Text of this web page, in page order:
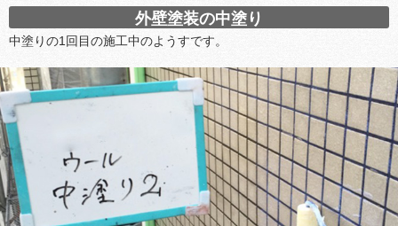
外壁塗装の中塗り
中塗りの1回目の施工中のようすです。